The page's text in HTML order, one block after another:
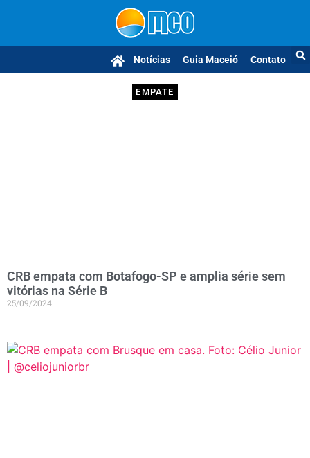
Notícias Guia Maceió Contato
EMPATE
CRB empata com Botafogo-SP e amplia série sem
vitórias na Série B
25/09/2024